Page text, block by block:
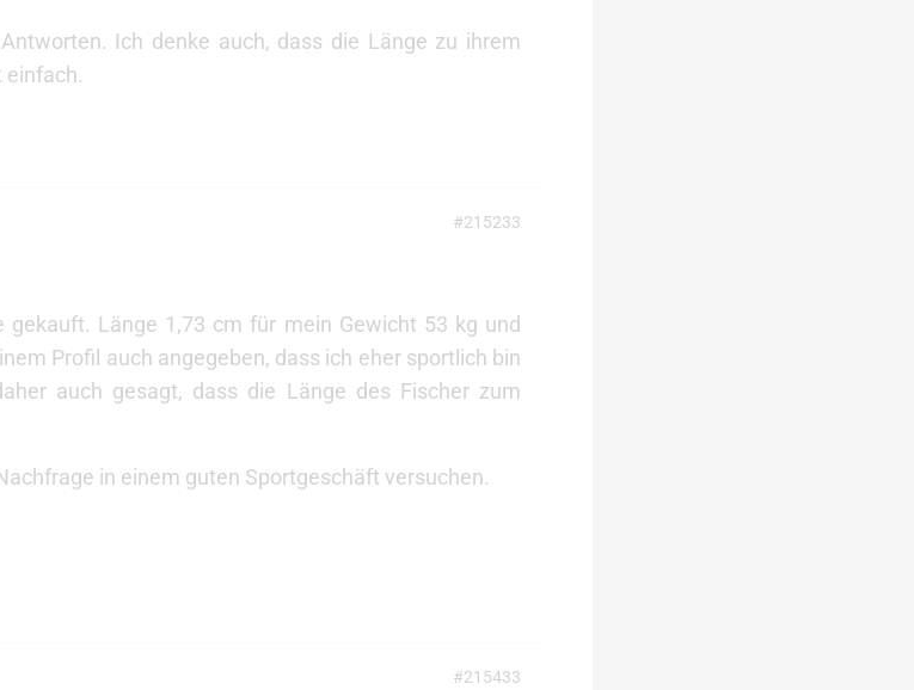
Ich denke auch, dass die Länge zu ihrem
einfach.
#215233
gekauft. Länge 1,73 cm für mein Gewicht 53 kg und
Profil auch angegeben, dass ich eher sportlich bin
auch gesagt, dass die Länge des Fischer zum
in einem guten Sportgeschäft versuchen.
#215433